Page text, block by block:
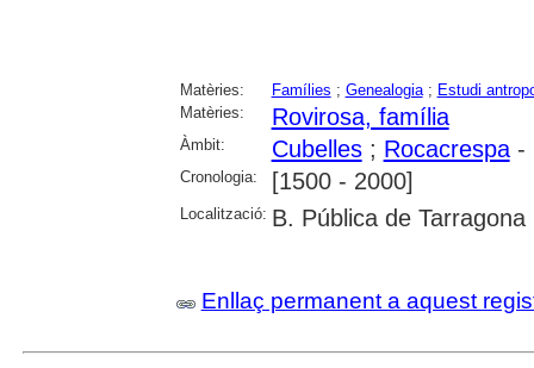
Matèries: Famílies ; Genealogia; Estudi
Matèries:
Rovirosa, família
Àmbit: Cubelles; Rocacrespa-
Cronologia: [1500 - 2000]
Localització: B. Pública de Tarragona
Enllaç permanent a aquest